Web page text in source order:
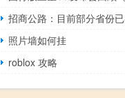
照片墙如何挂
roblox 攻略